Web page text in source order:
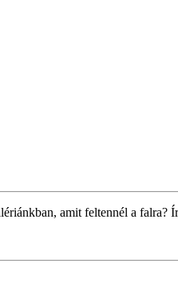
amit feltennél a falra?